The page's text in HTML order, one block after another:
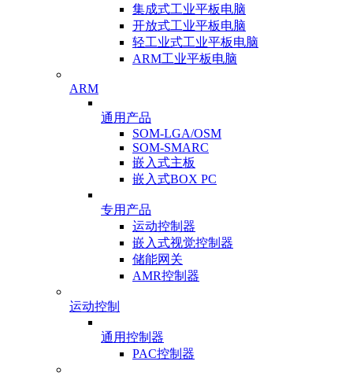
集成式工业平板电脑
开放式工业平板电脑
轻工业式工业平板电脑
ARM工业平板电脑
ARM
通用产品
SOM-LGA/OSM
SOM-SMARC
嵌入式主板
嵌入式BOX PC
专用产品
运动控制器
嵌入式视觉控制器
储能网关
AMR控制器
运动控制
通用控制器
PAC控制器